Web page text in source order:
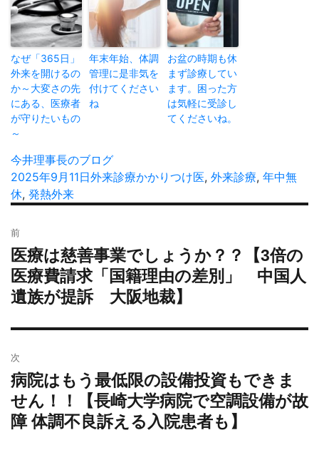
なぜ「365日」
外来を開けるの
か～大変さの先
にある、医療者
が守りたいもの
～
年末年始、体調
管理に是非気を
付けてください
ね
お盆の時期も休
まず診療してい
ます。困った方
は気軽に受診し
てくださいね。
投
稿
者
今井理事長のブログ
投
稿
2025年9月11日カ
ー
外来診療タ
かかりつけ医, 外来診療, 年中無
休, 発熱外来
稿
ナ
ビ
ゲ
ョ
ン
前
過
去
の
投
医療は慈善事業でしょうか？？【3倍の
医療費請求「国籍理由の差別」 中国人
遺族が提訴 大阪地裁】
次
次
の
投
稿:
病院はもう最低限の設備投資もできま
せん！！【長崎大学病院で空調設備が故
障 体調不良訴える入院患者も】